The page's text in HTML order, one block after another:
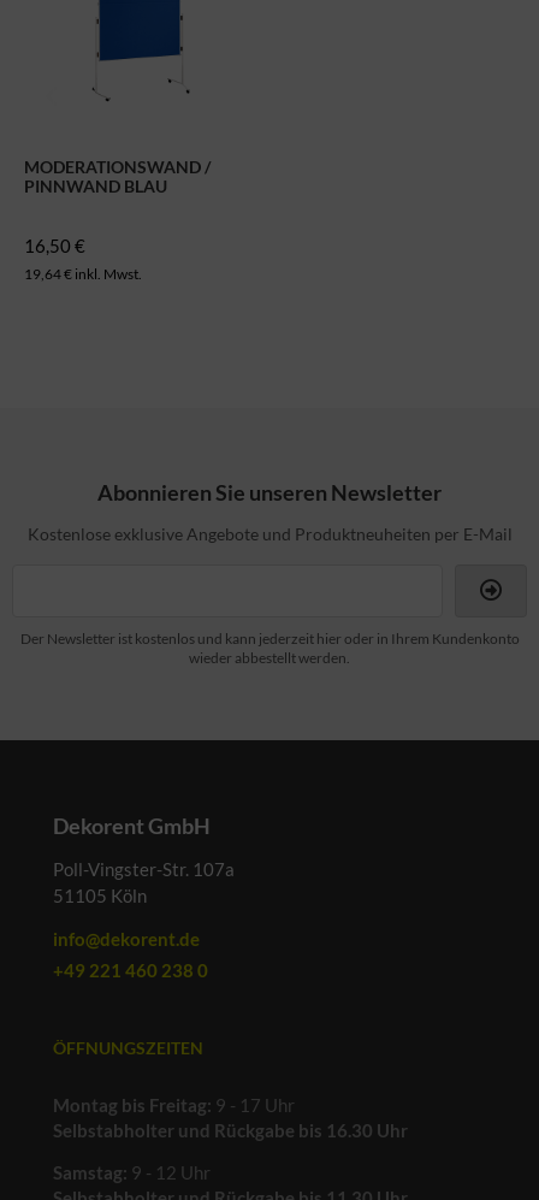
MODERATIONSWAND /
PINNWAND BLAU
16,50 €
19,64 € inkl. Mwst.
Abonnieren Sie unseren Newsletter
Kostenlose exklusive Angebote und Produktneuheiten per E-Mail
Der Newsletter ist kostenlos und kann jederzeit hier oder in Ihrem Kundenkonto
wieder abbestellt werden.
Dekorent GmbH
Poll-Vingster-Str. 107a
51105 Köln
info@dekorent.de
+49 221 460 238 0
ÖFFNUNGSZEITEN
Montag bis Freitag: 9 - 17 Uhr
Selbstabholter und Rückgabe bis 16.30 Uhr
Samstag: 9 - 12 Uhr